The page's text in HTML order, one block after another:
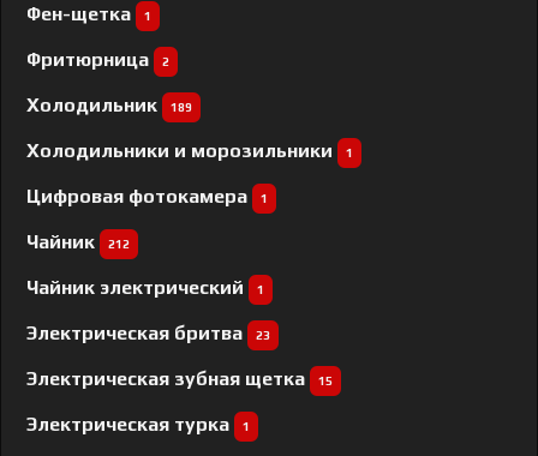
Фен-щетка 1
Фритюрница 2
Холодильник 189
Холодильники и морозильники 1
Цифровая фотокамера 1
Чайник 212
Чайник электрический 1
Электрическая бритва 23
Электрическая зубная щетка 15
Электрическая турка 1